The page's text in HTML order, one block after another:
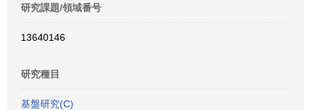
研究課題/領域番号
13640146
研究種目
基盤研究(C)